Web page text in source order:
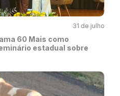
31 de julho
60 Mais como
estadual sobre